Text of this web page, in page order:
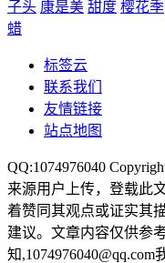
子头 康是美 甜度 樱花季
蜡
标签云
联系我们
友情链接
站点地图
QQ:1074976040
来源用户上传，登载此
着赞同其观点或证实其
建议。文章内容仅供参
知,1074976040@qq.com